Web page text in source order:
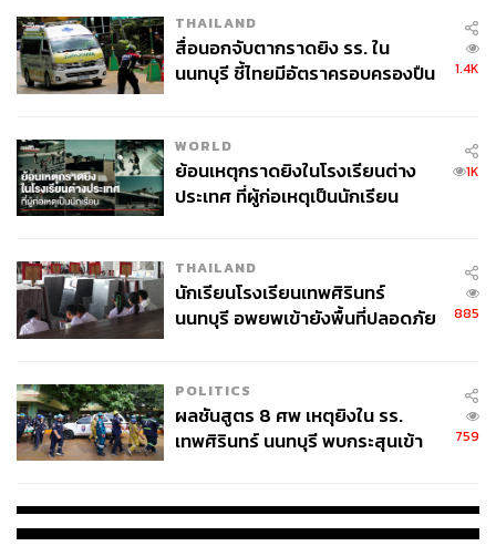
ช่วงที่ราคาสินค้าปรับตัวสูงขึ้น โดยแม้มาตรการนี้จะไม่ได้
ช่วยลดอัตราเงินเฟ้อโดยตรง แต่ก็ถือเป็นการช่วยเหลือที่
จำเป็น
เปิด 3 ฉากทัศน์ผลกระทบจากความขัดแย้งใน
ตะวันออกกลาง
ดนุชา กล่วาว่า สภาพัฒน์ได้ประเมินฉากทัศน์ (Scenarios)
ต่อการเติบโตของ GDP ปี 2569 ไว้ 3 กรณี (Scenarios)
ได้แก่ กรณีที่ 1 (Base Case) หากความขัดแย้งยุติลงภายใน
ช่วงครึ่งปีแรก คาดว่า GDP ปีนี้จะขยายตัวได้ 2.0% (ผนวก
ความขัดแย้งยืดเยื้อไปจนถึงช่วงสิ้นปีนี้ คาดว่า GDP จะขยาย
ตัวเหลือเพียง 1.0% ส่วนกรณีที่ 3 หากสถานการณ์ยืดเยื้อข้าม
ปี ไปถึงครึ่งแรกของปี 2570 คาดว่า GDP ปีนี้จะเติบโตเพียง
0.8%
THAILAND
สื่อนอกจับตากราดยิง รร. ใน
นนทบุรี ชี้ไทยมีอัตราครอบครองปืน
1.4K
WORLD
ย้อนเหตุกราดยิงในโรงเรียนต่าง
ประเทศ ที่ผู้ก่อเหตุเป็นนักเรียน
1K
THAILAND
นักเรียนโรงเรียนเทพศิรินทร์
นนทบุรี อพยพเข้ายังพื้นที่ปลอดภัย
885
POLITICS
ผลชันสูตร 8 ศพ เหตุยิงใน รร.
เทพศิรินทร์ นนทบุรี พบกระสุนเข้า
759